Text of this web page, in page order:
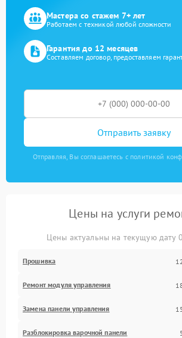
Мастера со стажем 7+ лет
Работаем с техникой любой сложности
Гарантия до 12 месяцев
Составляем договор, предоставляем
Отправить заявку
Отправляя, Вы соглашаетесь с политикой
Цены на услуги
Цены актуальны на текущую дату
Прошивка
Ремонт модуля управления
Замена панели управления
Разблокировка варочной панели